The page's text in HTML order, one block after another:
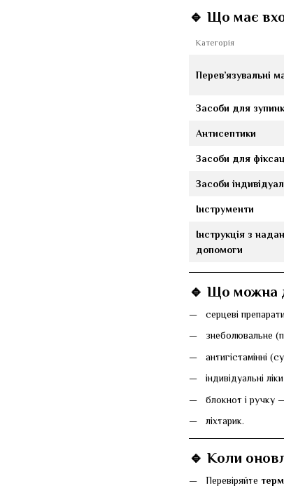
🔹 Що має
Категорія
Перев’язувальні
Засоби для
Антисептики
Засоби для
Засоби
Інструменти
Інструкція з
допомоги
🔹 Що можна
серцеві
знеболювальне
антигістамінні
індивідуальні
блокнот і ручку
ліхтарик.
🔹 Коли
Перевіряйте